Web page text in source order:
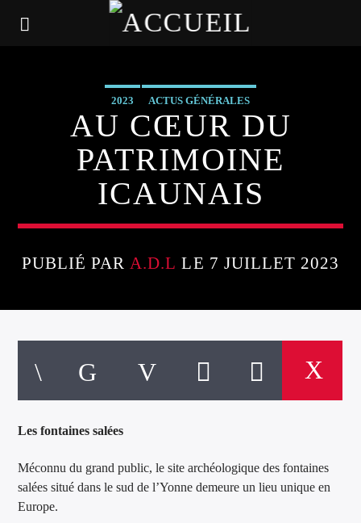
2023 ACTUS GÉNÉRALES
AU CŒUR DU
PATRIMOINE
ICAUNAIS
PUBLIÉ PAR A.D.L LE 7 JUILLET 2023
Les fontaines salées
Méconnu du grand public, le site archéologique des fontaines
salées situé dans le sud de l’Yonne demeure un lieu unique en
Europe.